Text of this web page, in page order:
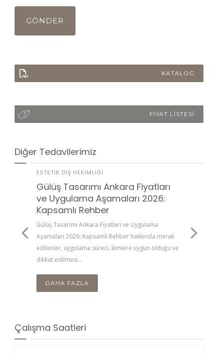
KATALOG
FİYAT LİSTESİ
Diğer Tedavilerimiz
ESTETIK DIŞ HEKIMLIĞI
Gülüş Tasarımı Ankara Fiyatları
ve Uygulama Aşamaları 2026:
Kapsamlı Rehber
Gülüş Tasarımı Ankara Fiyatları ve Uygulama
Aşamaları 2026: Kapsamlı Rehber hakkında merak
edilenler, uygulama süreci, kimlere uygun olduğu ve
dikkat edilmesi…
DAHA FAZLA
Çalışma Saatleri